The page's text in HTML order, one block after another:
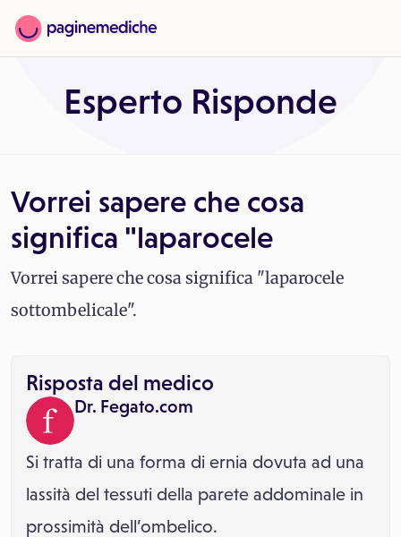
Esperto Risponde
Vorrei sapere che cosa
significa "laparocele
Vorrei sapere che cosa significa "laparocele
sottombelicale".
Risposta del medico
Dr. Fegato.com
Si tratta di una forma di ernia dovuta ad una
lassità del tessuti della parete addominale in
prossimità dell’ombelico.